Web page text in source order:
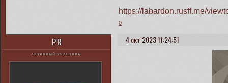
https://labardon.rusff.me/
0
4 окт 2023 11:24:51
PR
АКТИВНЫЙ УЧАСТНИК